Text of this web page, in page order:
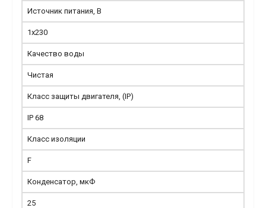
Источник питания, В
1x230
Качество воды
Чистая
Класс защиты двигателя, (IP)
IP 68
Класс изоляции
F
Конденсатор, мкФ
25